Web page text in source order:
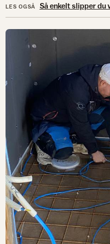
LES OGSÅ Så enkelt slipper du